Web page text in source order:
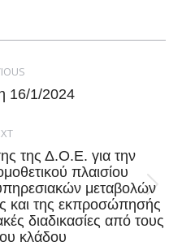
PinterestLinkedIn
Previous
16/1/2024
Next
post:
της Δ.Ο.Ε. για την
πλαισίου
μεταβολών
και της εκπροσώπησής
διαδικασίες από τους
κλάδου